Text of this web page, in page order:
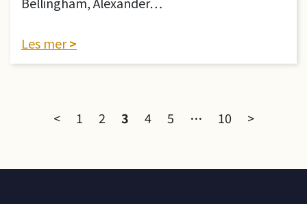
Les mer
< 1 2 3 4 5 … 10 >